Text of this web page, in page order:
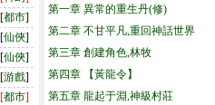
[都市]
[仙俠]
[仙俠]
[游戲]
[都市]
第一章 異常的重生丹(修)
第二章 不甘平凡,重回神話世界
第三章 創建角色,林牧
第四章 【黃龍令】
第五章 龍起于淵,神級村莊